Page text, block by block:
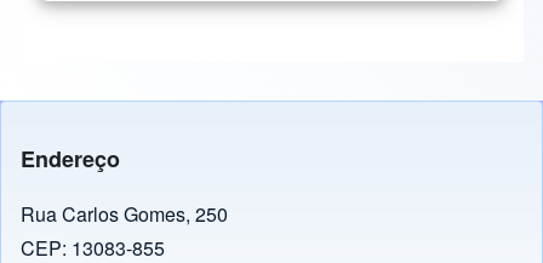
Endereço
Rua Carlos Gomes, 250
CEP: 13083-855